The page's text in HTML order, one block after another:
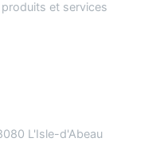
et services
L'Isle-d'Abeau